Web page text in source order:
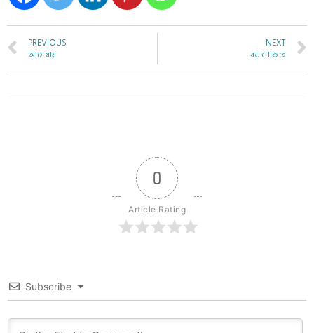
PREVIOUS
আসে যায়
NEXT
বড় শোক হে
0
Article Rating
Subscribe